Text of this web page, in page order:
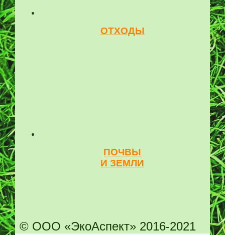
ОТХОДЫ
ПОЧВЫ
И ЗЕМЛИ
© ООО «ЭкоАспект» 2016-2021